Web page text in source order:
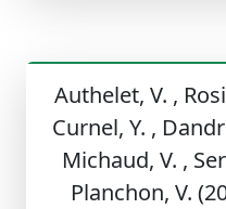
Authelet, V. ,
Curnel, Y. ,
Michaud, V. ,
Planchon, V.